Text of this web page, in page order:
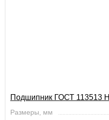
Подшипник ГОСТ 113513 Н
Размеры, мм